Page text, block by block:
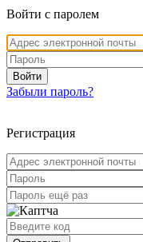
Войти с паролем
Войти
Забыли пароль?
Регистрация